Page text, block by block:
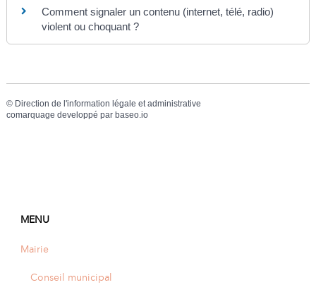
Comment signaler un contenu (internet, télé, radio)
violent ou choquant ?
© Direction de l'information légale et administrative
comarquage developpé par baseo.io
MENU
Mairie
Conseil municipal